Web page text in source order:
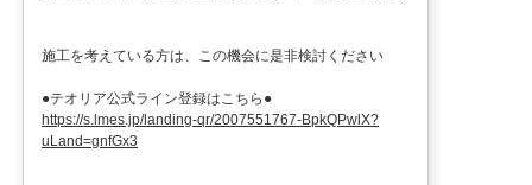
施工を考えている方は、この機会に是非検討ください
●テオリア公式ライン登録はこちら●
https://s.lmes.jp/landing-qr/2007551767-BpkQPwlX?
uLand=gnfGx3